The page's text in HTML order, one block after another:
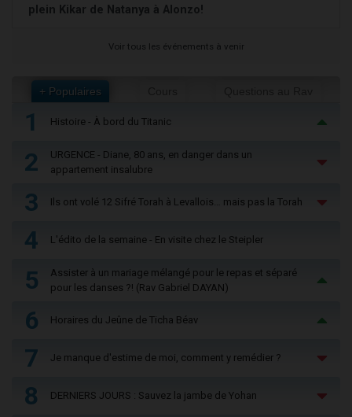
plein Kikar de Natanya à Alonzo!
Voir tous les événements à venir
+ Populaires
1 Histoire - À bord du Titanic
2
URGENCE - Diane, 80 ans, en danger dans un
appartement insalubre
3 Ils ont volé 12 Sifré Torah à Levallois… mais pas la Torah
4 L'édito de la semaine - En visite chez le Steipler
5
Assister à un mariage mélangé pour le repas et séparé
pour les danses ?! (Rav Gabriel DAYAN)
6 Horaires du Jeûne de Ticha Béav
7 Je manque d'estime de moi, comment y remédier ?
8 DERNIERS JOURS : Sauvez la jambe de Yohan